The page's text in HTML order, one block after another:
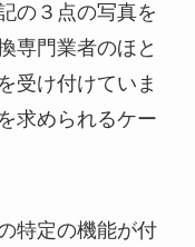
の３点の写真を
専門業者のほと
受け付けていま
求められるケー
特定の機能が付